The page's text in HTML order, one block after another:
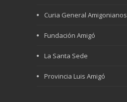
Curia General Amigonianos
Fundación Amigó
La Santa Sede
Provincia Luis Amigó